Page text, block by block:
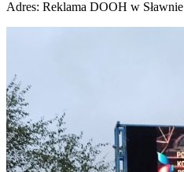
Adres: Reklama DOOH w Sławnie